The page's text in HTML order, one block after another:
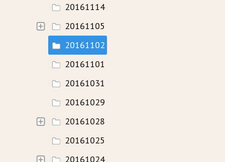
WAVECAMP 2017
FOTOGALERIE
20161114
20161105
20161102
20161101
20161031
20161029
20161028
20161025
20161024